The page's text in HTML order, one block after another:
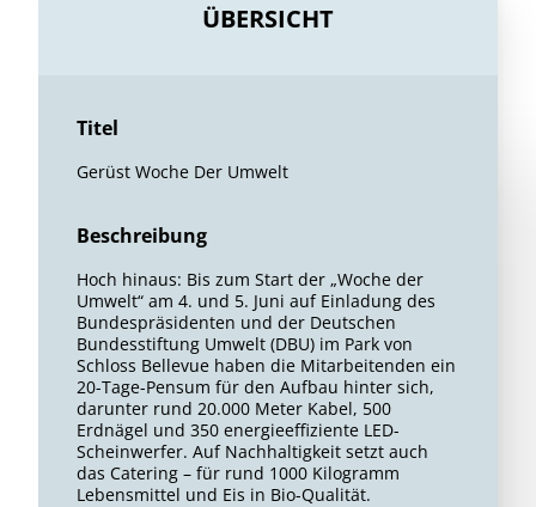
ÜBERSICHT
Titel
Gerüst Woche Der Umwelt
Beschreibung
Hoch hinaus: Bis zum Start der „Woche der
Umwelt“ am 4. und 5. Juni auf Einladung des
Bundespräsidenten und der Deutschen
Bundesstiftung Umwelt (DBU) im Park von
Schloss Bellevue haben die Mitarbeitenden ein
20-Tage-Pensum für den Aufbau hinter sich,
darunter rund 20.000 Meter Kabel, 500
Erdnägel und 350 energieeffiziente LED-
Scheinwerfer. Auf Nachhaltigkeit setzt auch
das Catering – für rund 1000 Kilogramm
Lebensmittel und Eis in Bio-Qualität.